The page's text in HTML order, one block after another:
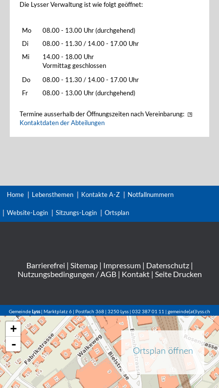
Die Lysser Verwaltung ist wie folgt geöffnet:
Mo
08.00 - 13.00 Uhr (durchgehend)
Di
08.00 - 11.30 / 14.00 - 17.00 Uhr
Mi
14.00 - 18.00 Uhr
Vormittag geschlossen
Do
08.00 - 11.30 / 14.00 - 17.00 Uhr
Fr
08.00 - 13.00 Uhr (durchgehend)
Termine ausserhalb der Öffnungszeiten nach Vereinbarung:
Kontaktdaten der Abteilungen
Home Lebensthemen Kontakte A-Z Notfallnummern
Website-Login Sitzungs-Login Ortsplan
Barrierefrei | Sitemap| Impressum| Datenschutz|
Nutzungsbedingungen / AGB| Kontakt| Seite Drucken
GemeindeLyss| Marktplatz 6 | Postfach 368 | 3250 Lyss | 032 387 01 11 | gemeinde(at)lyss.ch